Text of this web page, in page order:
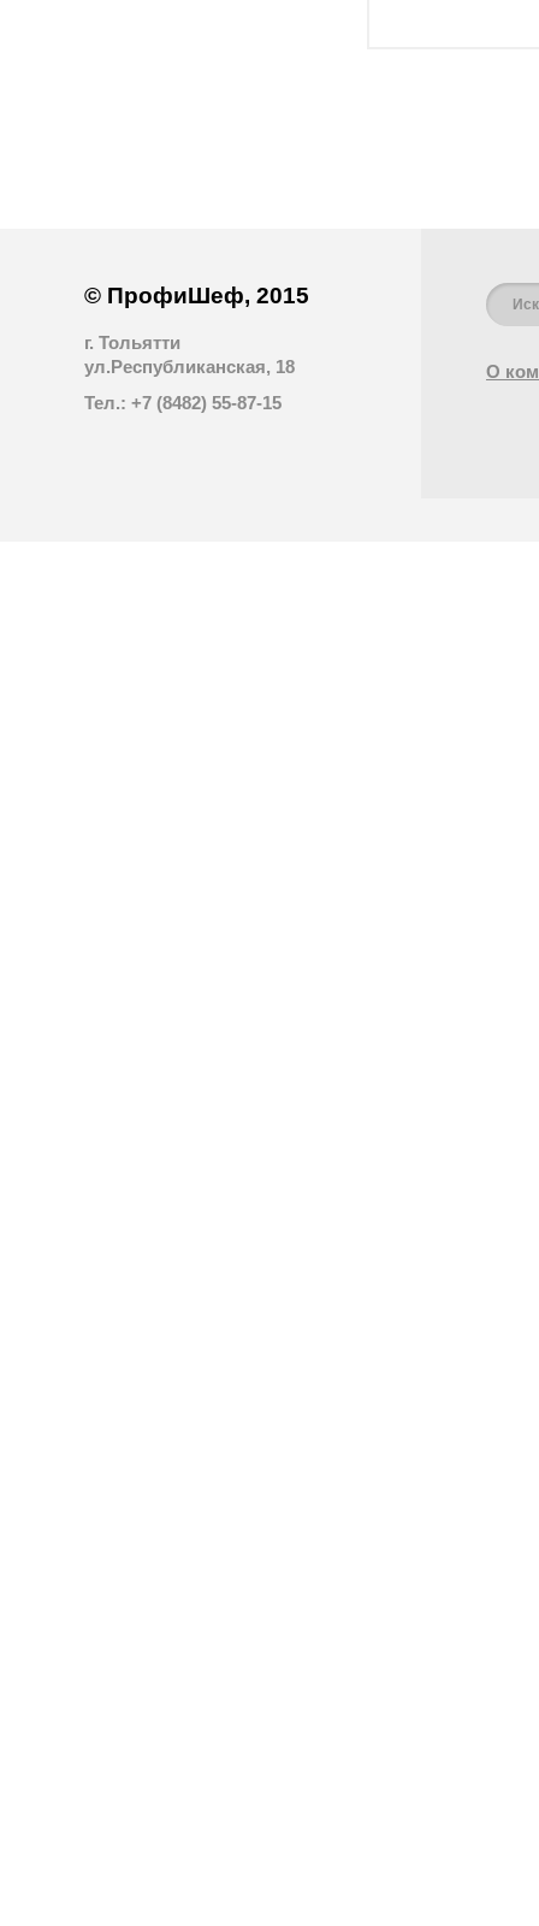
© ПрофиШеф, 2015
г. Тольятти
ул.Республиканская, 18
Тел.: +7 (8482) 55-87-15
О